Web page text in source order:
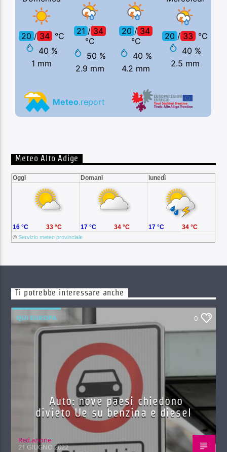
Meteo Alto Adige
Oggi Domani lunedì
©Servizio meteo provinciale
16 °C 33 °C 17 °C 34 °C 17 °C 34 °C
Ti potrebbe interessare anche
QUI EUROPA 0
Auto: nove paesi chiedono
divieto Ue su benzina e diesel
Red.azione
21 GIUGNO 2022